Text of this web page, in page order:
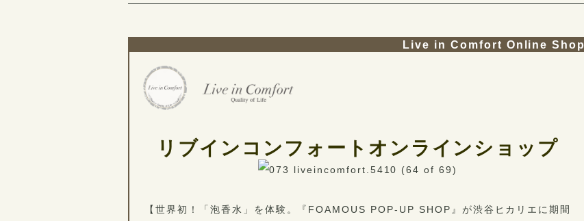
Live in Comfort Online Shop
リブインコンフォートオンラインショップ
【世界初！「泡香水」を体験。『FOAMOUS POP-UP SHOP』が渋谷ヒカリエに期間